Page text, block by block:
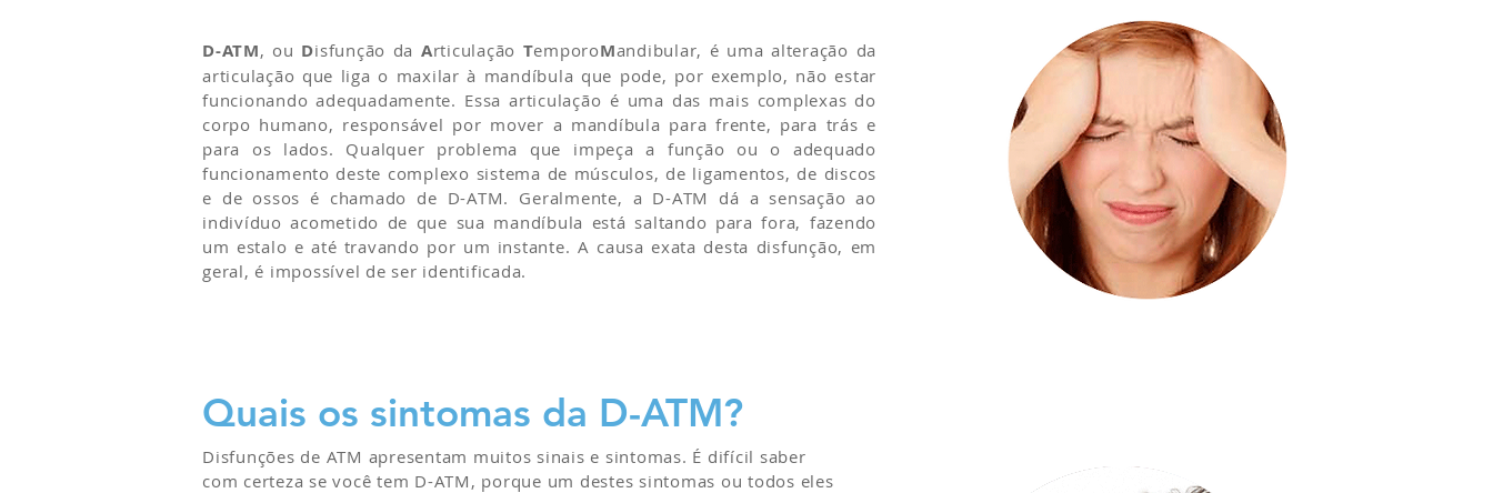
D-ATM, ou Disfunção da Articulação TemporoMandibular, é uma alteração da
articulação que liga o maxilar à mandíbula que pode, por exemplo, não estar
funcionando adequadamente. Essa articulação é uma das mais complexas do
corpo humano, responsável por mover a mandíbula para frente, para trás e
para os lados. Qualquer problema que impeça a função ou o adequado
funcionamento deste complexo sistema de músculos, de ligamentos, de discos
e de ossos é chamado de D-ATM. Geralmente, a D-ATM dá a sensação ao
indivíduo acometido de que sua mandíbula está saltando para fora, fazendo
um estalo e até travando por um instante. A causa exata desta disfunção, em
geral, é impossível de ser identificada.
Quais os sintomas da D-ATM?
Disfunções de ATM apresentam muitos sinais e sintomas. É difícil saber
com certeza se você tem D-ATM, porque um destes sintomas ou todos eles